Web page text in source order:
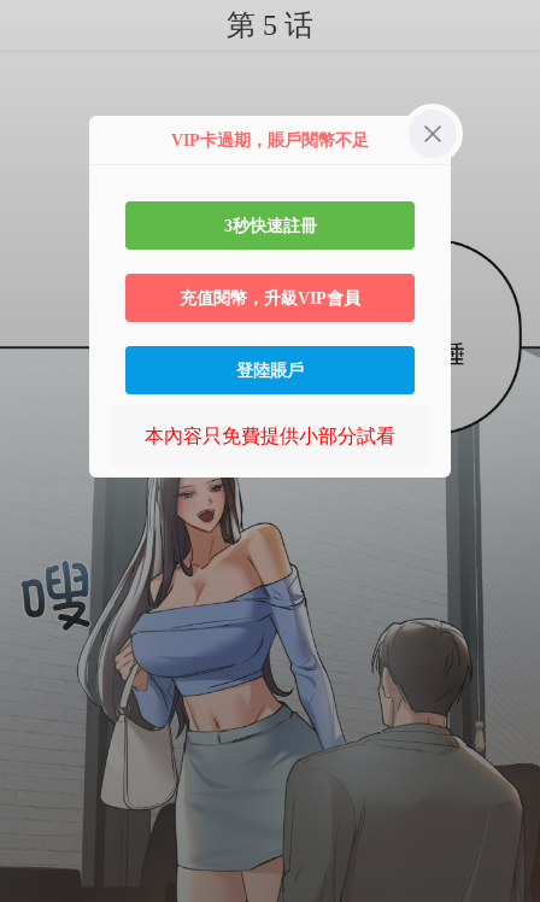
第 5 话
VIP卡過期，賬戶閱幣不足
3秒快速註冊
充值閱幣，升級VIP會員
登陸賬戶
本內容只免費提供小部分試看